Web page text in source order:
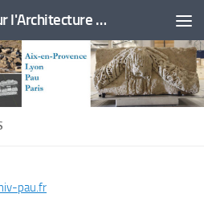
Institut de Recherche sur l'Architecture Antique
pau.fr